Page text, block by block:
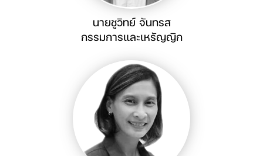
นายชูวิทย์ จันทรส
กรรมการและเหรัญญิก